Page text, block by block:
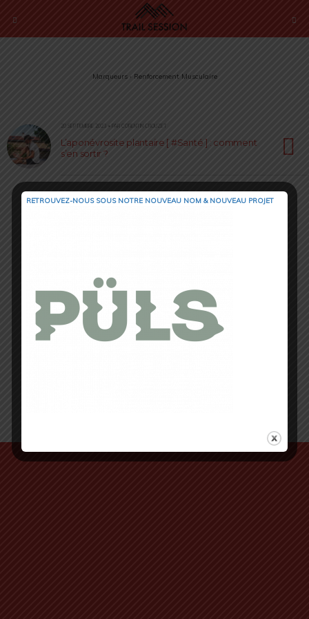
Marqueurs › Renforcement Musculaire
20 SEPTEMBRE 2023 • PAR CORENTIN CROUZET
L’aponévrosite plantaire [ #Santé ] : comment
s’en sortir ?
RETROUVEZ-NOUS SOUS NOTRE NOUVEAU NOM & NOUVEAU PROJET